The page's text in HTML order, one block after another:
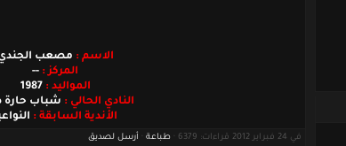
الاسم : مصعب
المركز : --
المواليد : 1987
النادي الحالي : شباب حارة
الأندية السابقة :
في 24 فبراير 2012 قراءات: 6379 · طباعة أرسل لصديق